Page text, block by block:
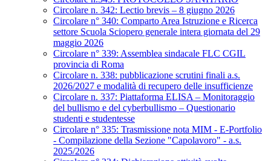
Circolare n. 342: Lectio brevis – 8 giugno 2026
Circolare n° 340: Comparto Area Istruzione e Ricerca
settore Scuola Sciopero generale intera giornata del 29
maggio 2026
Circolare n° 339: Assemblea sindacale FLC CGIL
provincia di Roma
Circolare n. 338: pubblicazione scrutini finali a.s.
2026/2027 e modalità di recupero delle insufficienze
Circolare n. 337: Piattaforma ELISA – Monitoraggio
del bullismo e del cyberbullismo – Questionario
studenti e studentesse
Circolare n° 335: Trasmissione nota MIM - E-Portfolio
- Compilazione della Sezione "Capolavoro" - a.s.
2025/2026